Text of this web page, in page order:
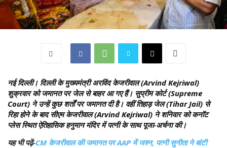
नई दिल्ली। दिल्ली के मुख्यमंत्री अरविंद केजरीवाल (Arvind Kejriwal)
शुक्रवार को जमानत पर जेल से बाहर आ गए हैं। सुप्रीम कोर्ट (Supreme
Court) ने उन्हें कुछ शर्तों पर जमानत दी है। वहीं तिहाड़ जेल (Tihar Jail) से
रिहा होने के बाद सीएम केजरीवाल (Arvind Kejriwal) ने शनिवार को कनॉट
प्लेस स्थित ऐतिहासिक हनुमान मंदिर में पत्नी के साथ पूजा-अर्चना की।
यह भी पढ़ें-CM केजरीवाल की जमानत पर AAP में जश्न, पत्नी सुनीता ने बांटी